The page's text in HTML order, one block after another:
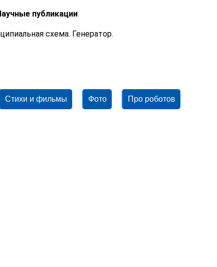
публикации
схема. Генератор.
Стихи и фильмы Фото Про роботов